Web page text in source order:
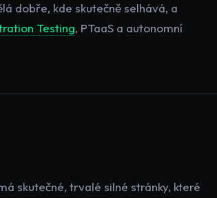
dobře, kde skutečně selhává, a
Testing, PTaaS a autonomní
skutečné, trvalé silné stránky, které